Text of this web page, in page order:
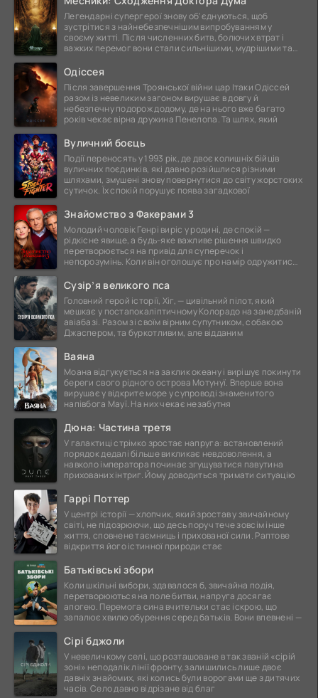
Легендарні супергерої знову об'єднуються, щоб
зустрітися з найнебезпечнішим випробуванням у
своєму житті. Після численних битв, болючих втрат і
важких перемог вони стали сильнішими, мудрішими та
Одіссея
Після завершення Троянської війни цар Ітаки Одіссей
разом із невеликим загоном вирушає в довгу й
небезпечну подорож додому, де на нього вже багато
років чекає вірна дружина Пенелопа. Та шлях, який
Вуличний боєць
Події переносять у 1993 рік, де двоє колишніх бійців
вуличних поєдинків, які давно розійшлися різними
шляхами, змушені знову повернутися до світу жорстоких
сутичок. Їх спокій порушує поява загадкової
Знайомство з Факерами 3
Молодий чоловік Генрі виріс у родині, де спокій —
рідкісне явище, а будь-яке важливе рішення швидко
перетворюється на привід для суперечок і
непорозумінь. Коли він оголошує про намір одружитися,
Сузір’я великого пса
Головний герой історії, Хіг, — цивільний пілот, який
мешкає у постапокаліптичному Колорадо на занедбаній
авіабазі. Разом зі своїм вірним супутником, собакою
Джаспером, та буркотливим, але відданим
Ваяна
Моана відгукується на заклик океану і вирішує покинути
береги свого рідного острова Мотунуї. Вперше вона
вирушає у відкрите море у супроводі знаменитого
напівбога Мауї. На них чекає незабутня
Дюна: Частина третя
У галактиці стрімко зростає напруга: встановлений
порядок дедалі більше викликає невдоволення, а
навколо імператора починає згущуватися павутина
прихованих інтриг. Йому доводиться тримати ситуацію
Гаррі Поттер
У центрі історії — хлопчик, який зростав у звичайному
світі, не підозрюючи, що десь поруч тече зовсім інше
життя, сповнене таємниць і прихованої сили. Раптове
відкриття його істинної природи стає
Батьківські збори
Коли шкільні вибори, здавалося б, звичайна подія,
перетворюються на поле битви, напруга досягає
апогею. Перемога сина вчительки стає іскрою, що
запалює хвилю обурення серед батьків. Вони впевнені —
Сірі бджоли
У невеличкому селі, що розташоване в так званій «сірій
зоні» неподалік лінії фронту, залишились лише двоє
давніх знайомих, які колись були ворогами ще з дитячих
часів. Село давно відрізане від благ